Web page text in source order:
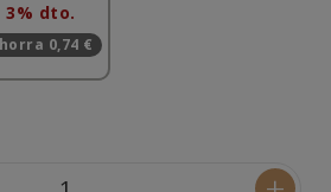
3% dto.
0,74 €